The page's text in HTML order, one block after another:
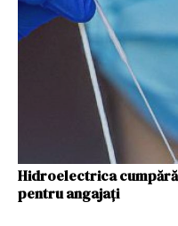
Hidroelectrica cumpără
pentru angajaţi